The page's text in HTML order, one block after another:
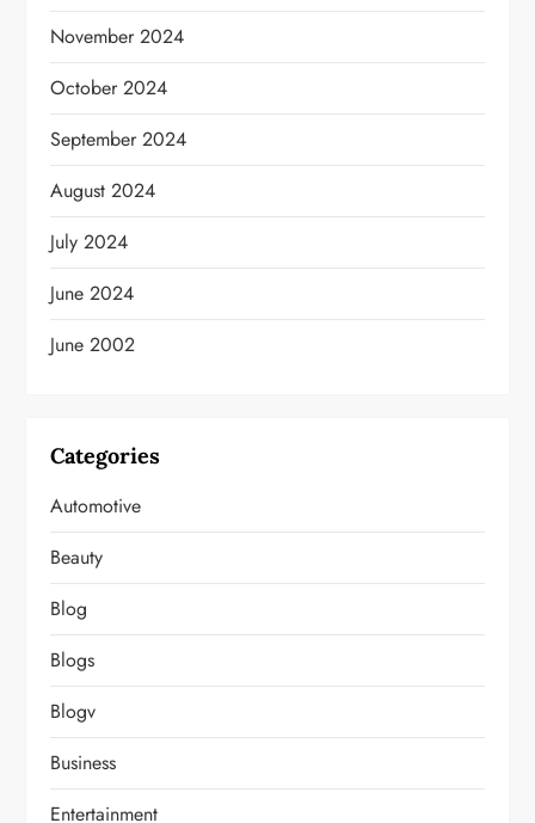
November 2024
October 2024
September 2024
August 2024
July 2024
June 2024
June 2002
Categories
Automotive
Beauty
Blog
Blogs
Blogv
Business
Entertainment